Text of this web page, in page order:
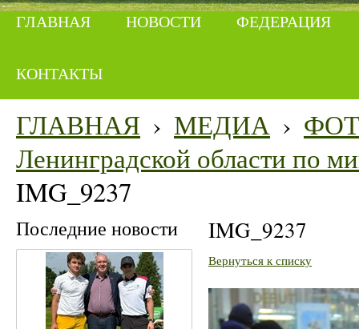
ГЛАВНАЯ НОВОСТИ ФЕДЕРАЦИЯ
КОНТАКТЫ
ГЛАВНАЯ › МЕДИА ›
Ленинградской области по
IMG_9237
Последние новости IMG_9237
Вернуться к списку